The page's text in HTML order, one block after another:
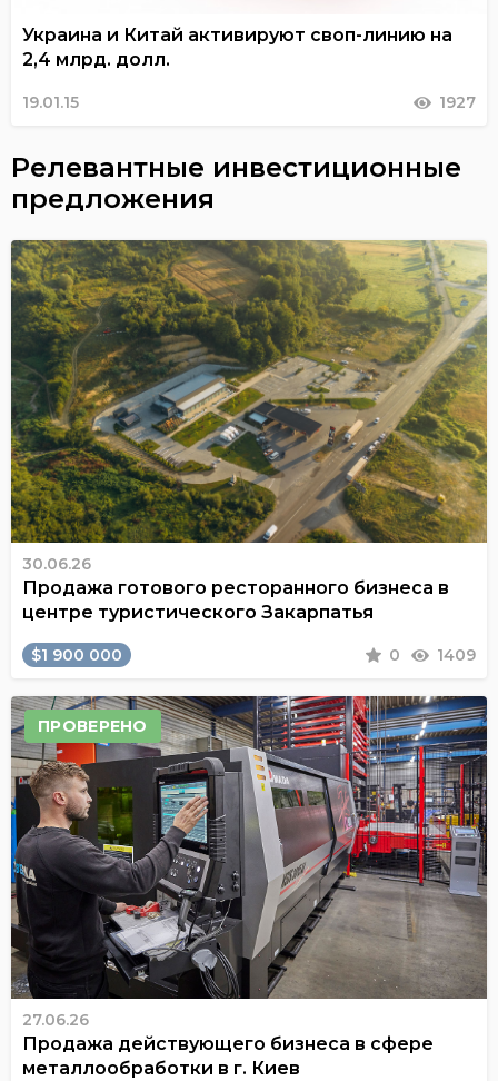
Украина и Китай активируют своп-линию на
2,4 млрд. долл.
19.01.15 1927
Релевантные инвестиционные
предложения
30.06.26
Продажа готового ресторанного бизнеса в
центре туристического Закарпатья
$1 900 000 0 1409
ПРОВЕРЕНО
27.06.26
Продажа действующего бизнеса в сфере
металлообработки в г. Киев